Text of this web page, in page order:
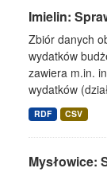
Imielin:
Zbiór danych
wydatków
zawiera m.in.
wydatków
RDF CSV
Mysłowice: